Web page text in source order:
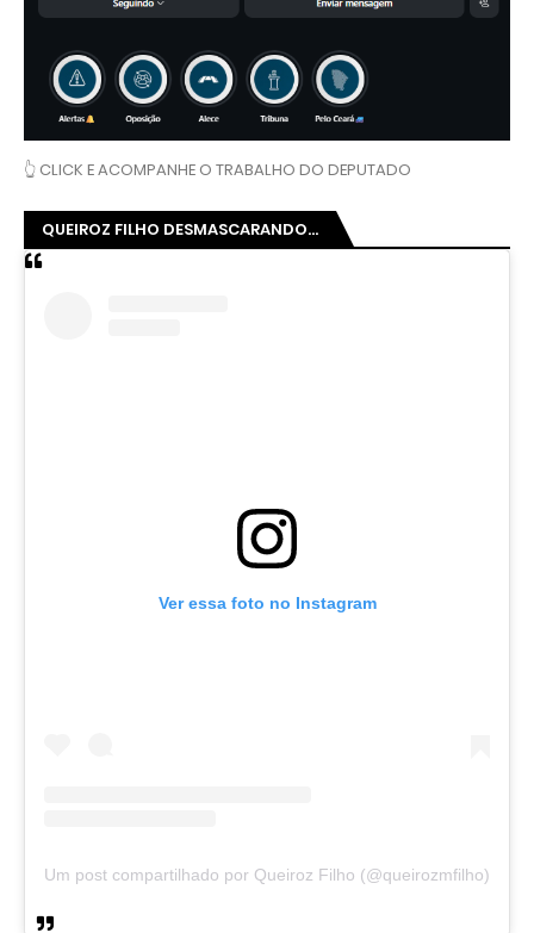
👆 CLICK E ACOMPANHE O TRABALHO DO DEPUTADO
QUEIROZ FILHO DESMASCARANDO...
Ver essa foto no Instagram
Um post compartilhado por Queiroz Filho (@queirozmfilho)